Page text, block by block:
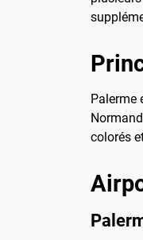
Palerme
colorés